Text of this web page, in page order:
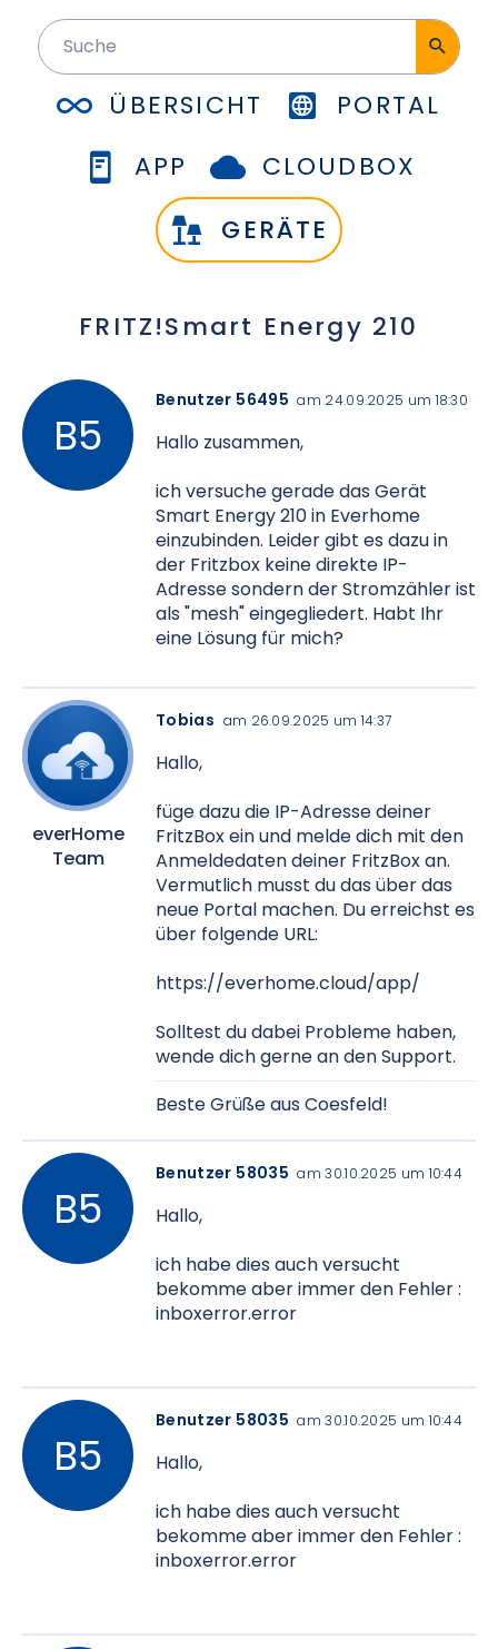
ÜBERSICHT
PORTAL
APP
CLOUDBOX
GERÄTE
FRITZ!Smart Energy 210
Benutzer 56495 am 24.09.2025 um 18:30
Hallo zusammen,
ich versuche gerade das Gerät
Smart Energy 210 in Everhome
einzubinden. Leider gibt es dazu in
der Fritzbox keine direkte IP-
Adresse sondern der Stromzähler ist
als "mesh" eingegliedert. Habt Ihr
eine Lösung für mich?
everHome
Team
Tobias am 26.09.2025 um 14:37
Hallo,
füge dazu die IP-Adresse deiner
FritzBox ein und melde dich mit den
Anmeldedaten deiner FritzBox an.
Vermutlich musst du das über das
neue Portal machen. Du erreichst es
über folgende URL:
https://everhome.cloud/app/
Solltest du dabei Probleme haben,
wende dich gerne an den Support.
Beste Grüße aus Coesfeld!
Benutzer 58035 am 30.10.2025 um 10:44
Hallo,
ich habe dies auch versucht
bekomme aber immer den Fehler :
inboxerror.error
Benutzer 58035 am 30.10.2025 um 10:44
Hallo,
ich habe dies auch versucht
bekomme aber immer den Fehler :
inboxerror.error